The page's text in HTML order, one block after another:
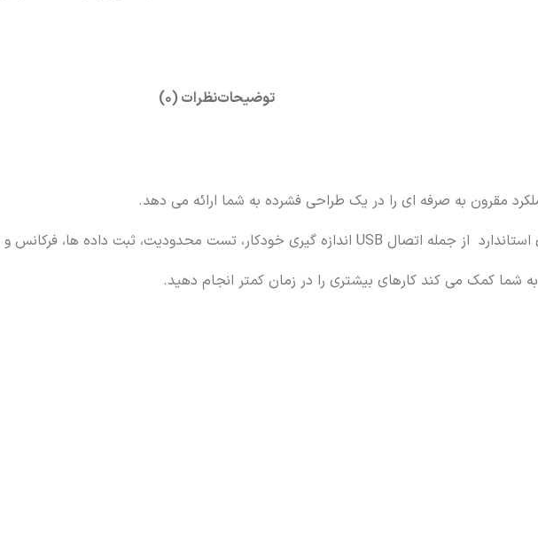
توضیحاتنظرات (0)
تست محدودیت، ثبت داده ها، فرکانس
به شما کمک می کند کارهای بیشتری را در زمان کمتر انجام دهید.